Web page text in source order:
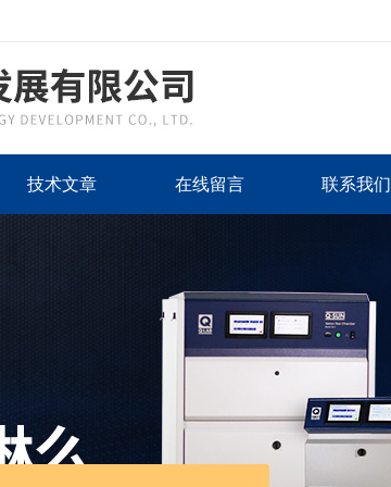
技术文章 在线留言 联系我们